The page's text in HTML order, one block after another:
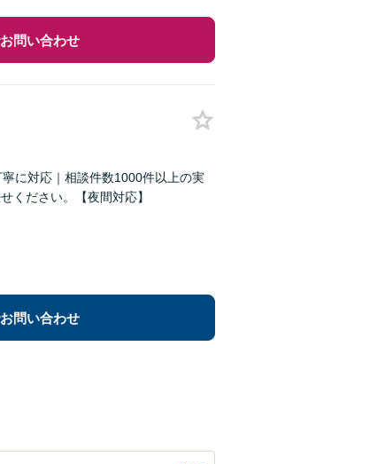
問い合わせ
に対応｜相談件数1000件以上の実
ください。【夜間対応】
問い合わせ